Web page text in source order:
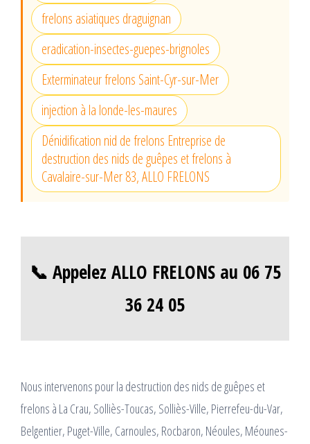
frelons asiatiques draguignan
eradication-insectes-guepes-brignoles
Exterminateur frelons Saint-Cyr-sur-Mer
injection à la londe-les-maures
Dénidification nid de frelons Entreprise de
destruction des nids de guêpes et frelons à
Cavalaire-sur-Mer 83, ALLO FRELONS
📞 Appelez ALLO FRELONS au 06 75
36 24 05
Nous intervenons pour la destruction des nids de guêpes et
frelons à La Crau, Solliès-Toucas, Solliès-Ville, Pierrefeu-du-Var,
Belgentier, Puget-Ville, Carnoules, Rocbaron, Néoules, Méounes-